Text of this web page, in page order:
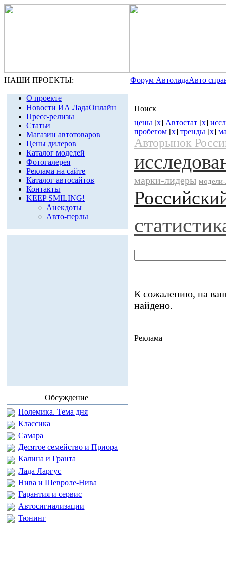
НАШИ ПРОЕКТЫ: Форум АвтоладаАвто
О проекте
Новости ИА ЛадаОнлайн
Пресс-релизы
Статьи
Магазин автотоваров
Цены дилеров
Каталог моделей
Фотогалерея
Реклама на сайте
Каталог автосайтов
Контакты
KEEP SMILING!
Анекдоты
Авто-перлы
Обсуждение
Полемика. Тема дня
Классика
Самара
Десятое семейство и Приора
Калина и Гранта
Лада Ларгус
Нива и Шевроле-Нива
Гарантия и сервис
Автосигнализации
Тюнинг
Поиск
цены [x] Автостат [x]
пробегом [x] тренды [x]
Авторынок
марки-лидеры
К сожалению, на
найдено.
Реклама